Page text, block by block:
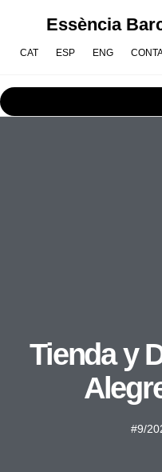
Essència
CAT ESP ENG
Tienda y
#9/